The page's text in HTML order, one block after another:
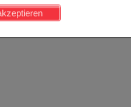
noch ansprechender
unsere Seite an
optimieren können, den
zu gestalten. Bitte beachten
werden.